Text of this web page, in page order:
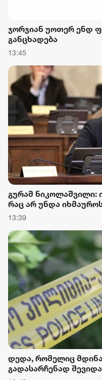
ჯორჯიან უოთერ ენდ
განცხადება
13:45
გურამ ნიკოლაშვილი:
რაც არ უნდა
მისი დანაშაულები
13:39
დედა, რომელიც
გადასარჩენად